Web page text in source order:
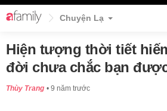
Chuyện Lạ
Hiện tượng thời tiết
đời chưa chắc bạn
Thùy Trang 9 năm trước